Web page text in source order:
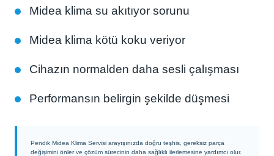
Midea klima su akıtıyor sorunu
Midea klima kötü koku veriyor
Cihazın normalden daha sesli çalışması
Performansın belirgin şekilde düşmesi
Pendik Midea Klima Servisi arayışınızda doğru teşhis, gereksiz parça
değişimini önler ve çözüm sürecinin daha sağlıklı ilerlemesine yardımcı olur.